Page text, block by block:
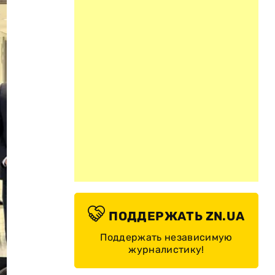
ПОДДЕРЖАТЬ ZN.UA
Поддержать независимую
журналистику!